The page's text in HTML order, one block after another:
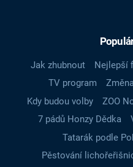
Jak zhubnout Nejlepší
TV program
Kdy budou volby
ZOO
7 pádů Honzy Dědka
Tatarák podle
Pěstování